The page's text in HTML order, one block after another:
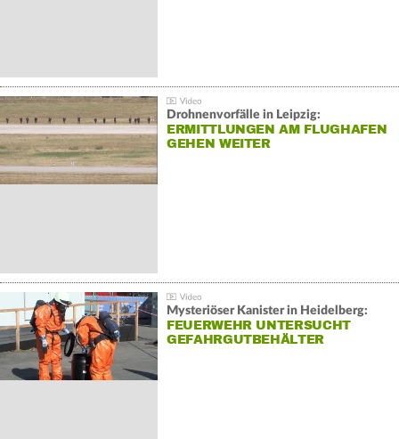
Drohnenvorfälle in Leipzig:
ERMITTLUNGEN AM FLUGHAFEN
GEHEN WEITER
Mysteriöser Kanister in Heidelberg:
FEUERWEHR UNTERSUCHT
GEFAHRGUTBEHÄLTER